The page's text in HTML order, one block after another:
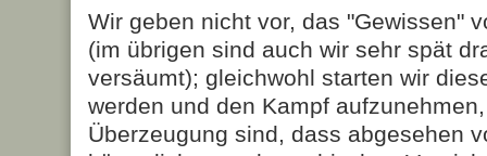
Wir geben nicht vor, das "Gewissen"
(im übrigen sind auch wir sehr spät
versäumt); gleichwohl starten wir
werden und den Kampf
Überzeugung sind, dass abgesehen